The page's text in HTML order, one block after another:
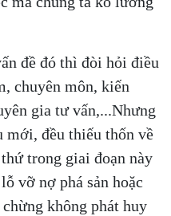
đề đó thì đòi hỏi điều
chuyên môn, kiến
gia tư vấn,...Nhưng
mới, đều thiếu thốn về
trong giai đoạn này
vỡ nợ phá sản hoặc
không phát huy